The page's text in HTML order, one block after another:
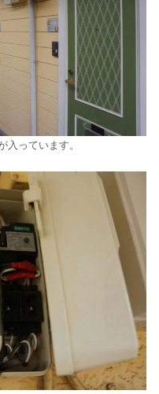
入っています。